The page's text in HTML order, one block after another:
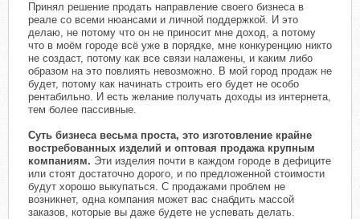
Принял решение продать направление своего бизнеса в
реале со всеми нюансами и личной поддержкой. И это
делаю, не потому что он не приносит мне доход, а потому
что в моём городе всё уже в порядке, мне конкуренцию никто
не создаст, потому как все связи налажены, и каким либо
образом на это повлиять невозможно. В мой город продаж не
будет, потому как начинать строить его будет не особо
рентабильно. И есть желание получать доходы из интернета,
тем более пассивные.
Суть бизнеса весьма проста, это изготовление крайне
востребованных изделий и оптовая продажа крупным
компаниям. Эти изделия почти в каждом городе в дефиците
или стоят достаточно дорого, и по предложенной стоимости
будут хорошо выкупаться. С продажами проблем не
возникнет, одна компания может вас снабдить массой
заказов, которые вы даже будете не успевать делать.